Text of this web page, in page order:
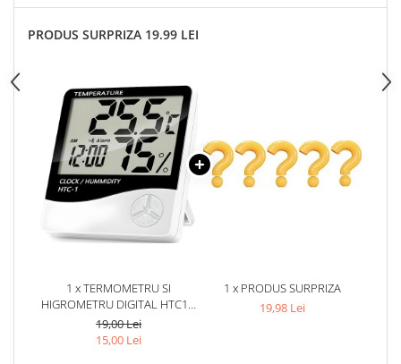
PRODUS SURPRIZA 19.99 LEI
1 x TERMOMETRU SI
HIGROMETRU DIGITAL HTC1 –
AFISAJ MARE, MASURARE
PRECISA SI FUNCTII MULTIPLE
19,00 Lei
15,00 Lei
1 x PRODUS SURPRIZA
19,98 Lei